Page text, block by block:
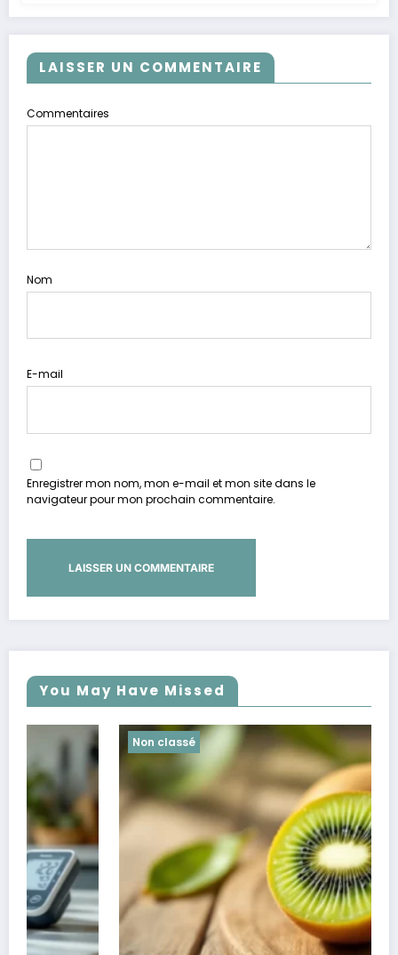
LAISSER UN COMMENTAIRE
Commentaires
Nom
E-mail
Enregistrer mon nom, mon e-mail et mon site dans le
navigateur pour mon prochain commentaire.
You May Have Missed
Non classé